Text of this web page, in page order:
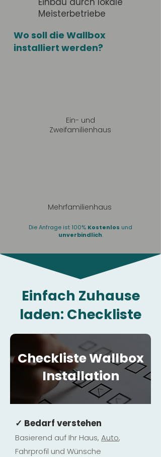
Meisterbetriebe
Wo soll die Wallbox
installiert werden?
Ein- und
Zweifamilienhaus
Mehrfamilienhaus
Die Anfrage ist 100% Kostenlos und
unverbindlich.
Einfach Zuhause
laden: Checkliste
Checkliste Wallbox
Installation
✓ Bedarf verstehen
Basierend auf Ihr Haus, Auto,
Fahrprofil und Wünsche